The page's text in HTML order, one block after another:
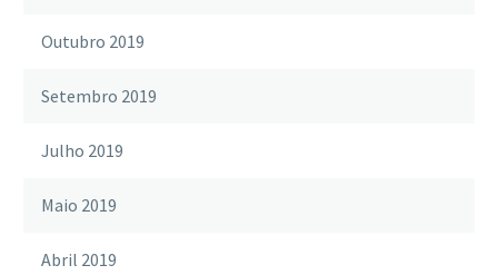
Outubro 2019
Setembro 2019
Julho 2019
Maio 2019
Abril 2019